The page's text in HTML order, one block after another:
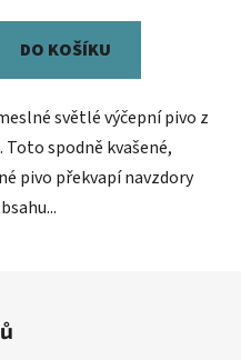
DO KOŠÍKU
světlé výčepní pivo z
Toto spodně kvašené,
pivo překvapí navzdory